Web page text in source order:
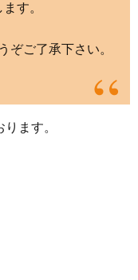
す。
ぞご了承下さい。
ます。